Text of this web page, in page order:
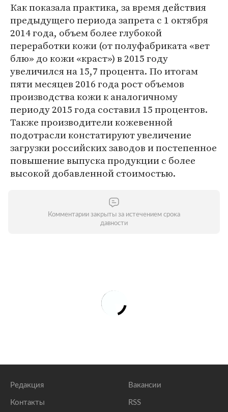
Как показала практика, за время действия
предыдущего периода запрета с 1 октября
2014 года, объем более глубокой
переработки кожи (от полуфабриката «вет
блю» до кожи «краст») в 2015 году
увеличился на 15,7 процента. По итогам
пяти месяцев 2016 года рост объемов
производства кожи к аналогичному
периоду 2015 года составил 15 процентов.
Также производители кожевенной
подотрасли констатируют увеличение
загрузки российских заводов и постепенное
повышение выпуска продукции с более
высокой добавленной стоимостью.
Комментарии закрыты за истечением срока
давности
Редакция
Контакты
Вакансии
RSS